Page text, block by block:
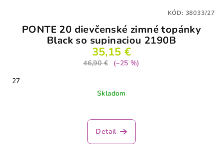
PONTE 20 dievčenské zimné topánky
Black so supinaciou 2190B
35,15 €
46,90 €
(–25 %)
27
Skladom
Detail
KÓD: 38033/27